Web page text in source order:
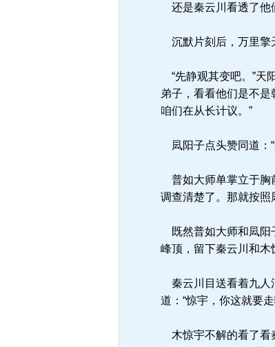
还是秦云川看透了他
沉默片刻后，万里擎
“先静观其变吧。”天
弟子，看看他们是不
咱们在从长计议。”
凨阳子点头赞同道：
普如大师单掌立于胸
调查清楚了。那就按照
既然普如大师和凨阳
峰顶，留下秦云川和木
秦云川目送看着九人
道：“惊宇，你这就要
木惊宇不解的看了看